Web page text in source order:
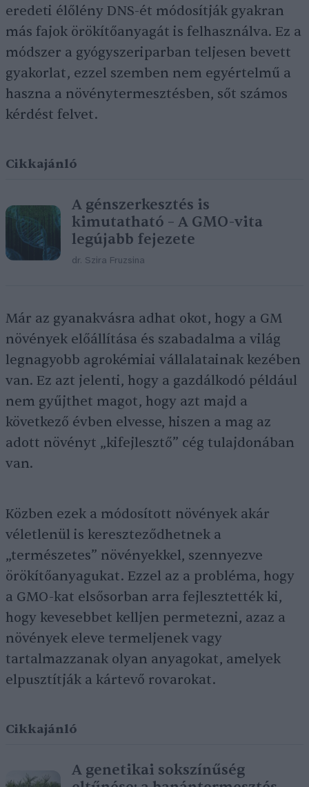
eredeti élőlény DNS-ét módosítják gyakran
más fajok örökítőanyagát is felhasználva. Ez a
módszer a gyógyszeriparban teljesen bevett
gyakorlat, ezzel szemben nem egyértelmű a
haszna a növénytermesztésben, sőt számos
kérdést felvet.
Cikkajánló
A génszerkesztés is
kimutatható – A GMO-vita
legújabb fejezete
dr. Szira Fruzsina
Már az gyanakvásra adhat okot, hogy a GM
növények előállítása és szabadalma a világ
legnagyobb agrokémiai vállalatainak kezében
van. Ez azt jelenti, hogy a gazdálkodó például
nem gyűjthet magot, hogy azt majd a
következő évben elvesse, hiszen a mag az
adott növényt „kifejlesztő” cég tulajdonában
van.
Közben ezek a módosított növények akár
véletlenül is kereszteződhetnek a
„természetes” növényekkel, szennyezve
örökítőanyagukat. Ezzel az a probléma, hogy
a GMO-kat elsősorban arra fejlesztették ki,
hogy kevesebbet kelljen permetezni, azaz a
növények eleve termeljenek vagy
tartalmazzanak olyan anyagokat, amelyek
elpusztítják a kártevő rovarokat.
Cikkajánló
A genetikai sokszínűség